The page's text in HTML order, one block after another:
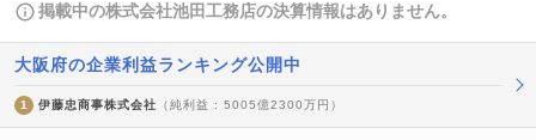
掲載中の株式会社池田工務店の決算情報はありません。
大阪府の企業利益ランキング公開中
1 伊藤忠商事株式会社 （純利益 : 5005億2300万円）